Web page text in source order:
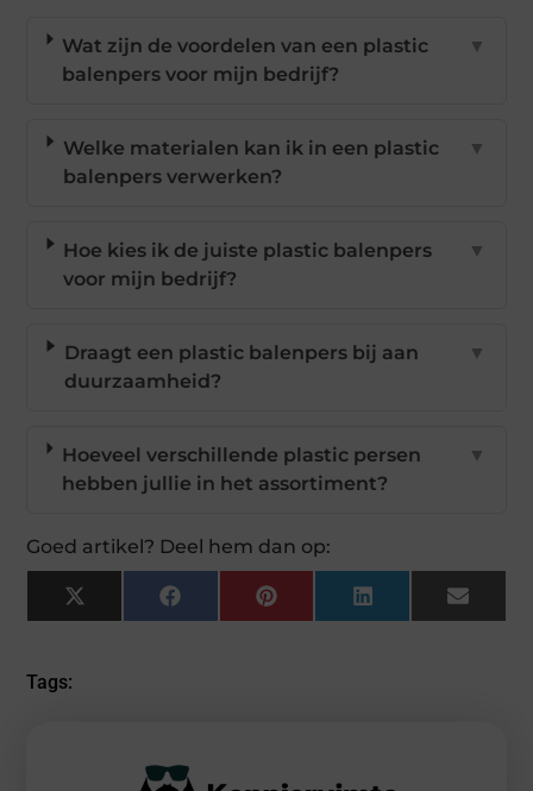
Wat zijn de voordelen van een plastic
balenpers voor mijn bedrijf?
▼
Welke materialen kan ik in een plastic
balenpers verwerken?
▼
Hoe kies ik de juiste plastic balenpers
voor mijn bedrijf?
▼
Draagt een plastic balenpers bij aan
duurzaamheid?
▼
Hoeveel verschillende plastic persen
hebben jullie in het assortiment?
▼
Goed artikel? Deel hem dan op:
X
(Twitter)
FacebookPinterestLinkedIn Email
Tags: